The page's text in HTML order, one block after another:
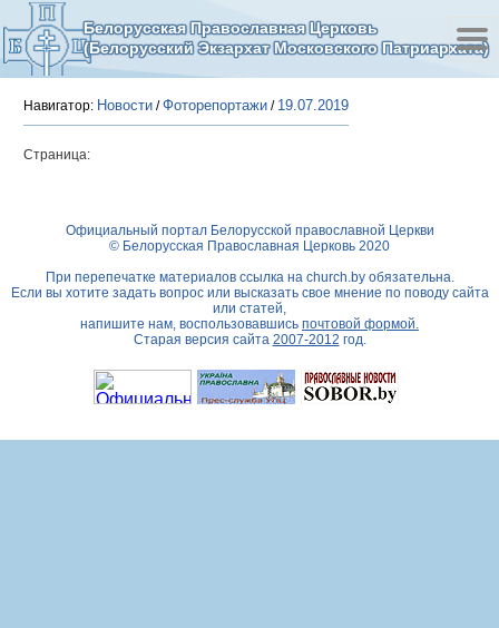
Белорусская Православная Церковь
(Белорусский Экзархат Московского Патриархата)
Навигатор: Новости /Фоторепортажи / 19.07.2019
Страница:
Официальный портал Белорусской православной Церкви
© Белорусская Православная Церковь 2020
При перепечатке материалов ссылка на church.byобязательна.
Если вы хотите задать вопрос или высказать свое мнение по поводу сайта
или статей,
напишите нам, воспользовавшись почтовой формой.
Старая версия сайта 2007-2012 год.